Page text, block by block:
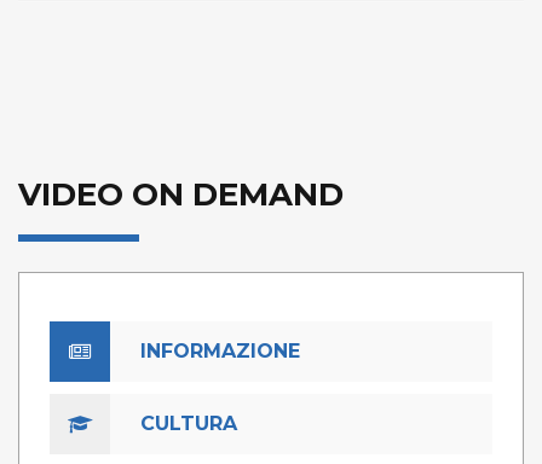
VIDEO ON DEMAND
INFORMAZIONE
CULTURA